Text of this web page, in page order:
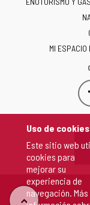
Uso de cookies
Este sitio web
cookies para
mejorar su
experiencia de
navegación. Más
MI ESPACIO
"Volver